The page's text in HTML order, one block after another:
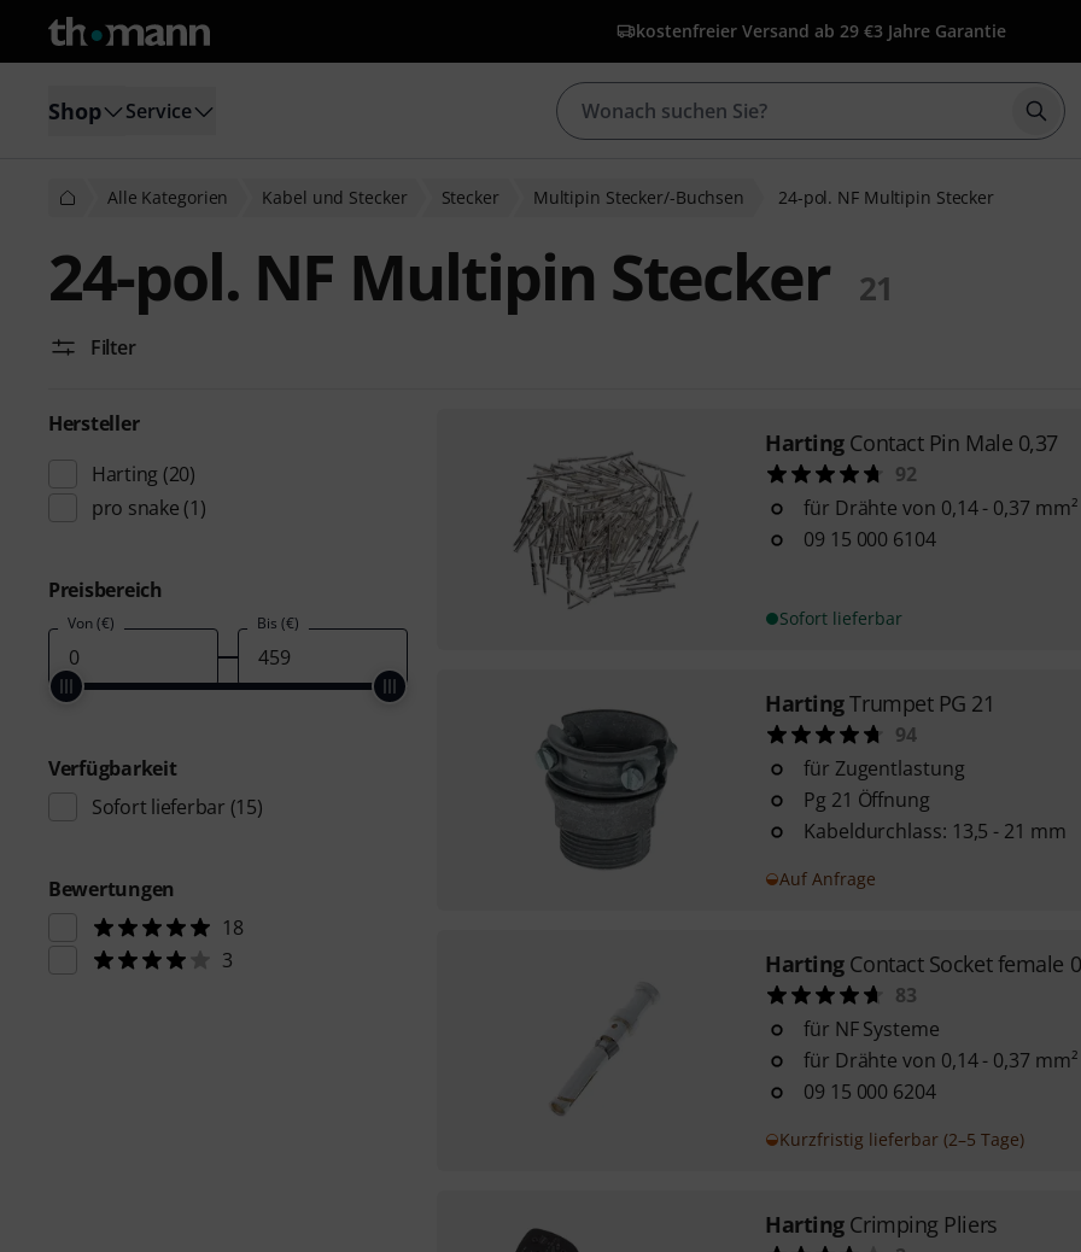
kostenfreier Versand ab 29 €3 Jahre Garantie
Shop Service
Alle Kategorien Kabel und Stecker Stecker Multipin Stecker/-Buchsen 24-pol. NF Multipin Stecker
24-pol. NF Multipin Stecker 21
Filter
Hersteller
Harting (20)
pro snake (1)
Preisbereich
Von (€) Bis (€)
Verfügbarkeit
Sofort lieferbar (15)
Bewertungen
18
3
Harting Contact Pin Male 0,37
92
für Drähte von 0,14 - 0,37
09 15 000 6104
Sofort lieferbar
HartingTrumpet PG 21
94
für Zugentlastung
Pg 21 Öffnung
Kabeldurchlass: 13,5 - 21 mm
Auf Anfrage
Harting Contact Socket female
83
für NF Systeme
für Drähte von 0,14 - 0,37
09 15 000 6204
Kurzfristig lieferbar (2–5 Tage)
Harting Crimping Pliers